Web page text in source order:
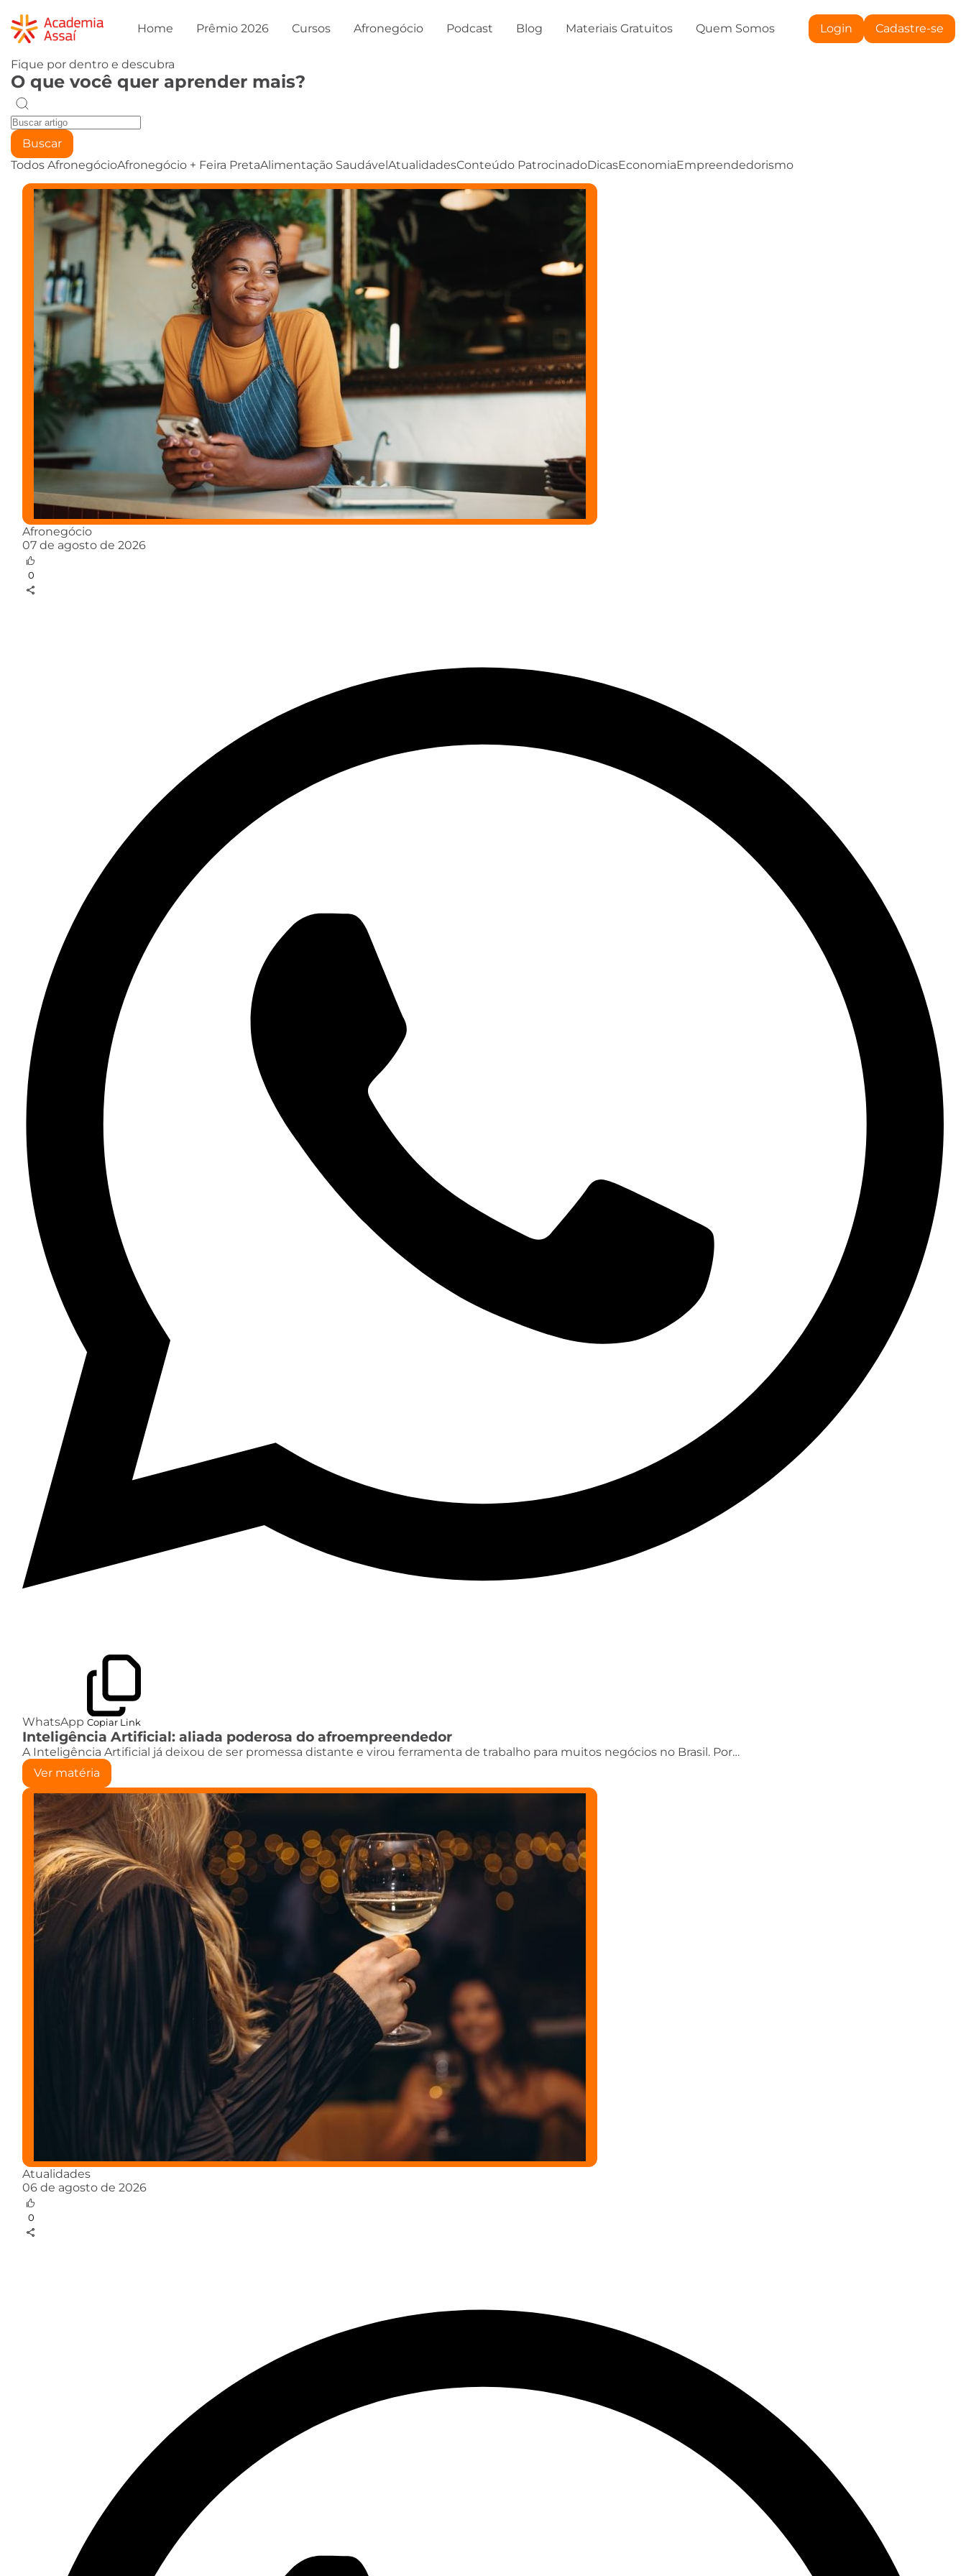
Home Prêmio 2026 Cursos Afronegócio Podcast Blog Materiais Gratuitos Quem Somos Login Cadastre-se
Fique por dentro e descubra
O que você quer aprender mais?
Buscar
Todos AfronegócioAfronegócio + Feira PretaAlimentação SaudávelAtualidadesConteúdo PatrocinadoDicasEconomiaEmpreendedorismo
Afronegócio
07 de agosto de 2026
0
WhatsApp Copiar Link
Inteligência Artificial: aliada poderosa do afroempreendedor
A Inteligência Artificial já deixou de ser promessa distante e virou ferramenta de trabalho para muitos negócios no Brasil. Por…
Ver matéria
Atualidades
06 de agosto de 2026
0